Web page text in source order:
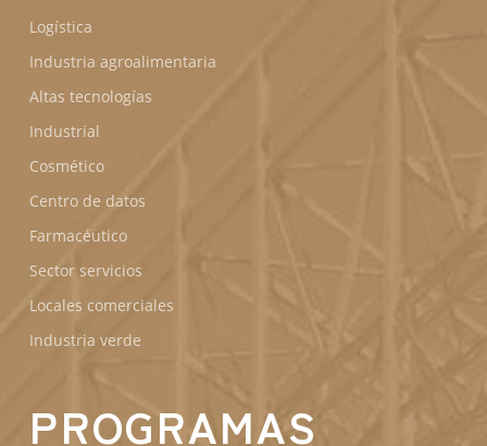
Logística
Industria agroalimentaria
Altas tecnologías
Industrial
Cosmético
Centro de datos
Farmacéutico
Sector servicios
Locales comerciales
Industria verde
PROGRAMAS